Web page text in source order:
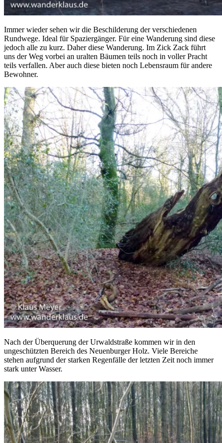
Immer wieder sehen wir die Beschilderung der verschiedenen
Rundwege. Ideal für Spaziergänger. Für eine Wanderung sind diese
jedoch alle zu kurz. Daher diese Wanderung. Im Zick Zack führt
uns der Weg vorbei an uralten Bäumen teils noch in voller Pracht
teils verfallen. Aber auch diese bieten noch Lebensraum für andere
Bewohner.
Nach der Überquerung der Urwaldstraße kommen wir in den
ungeschützten Bereich des Neuenburger Holz. Viele Bereiche
stehen aufgrund der starken Regenfälle der letzten Zeit noch immer
stark unter Wasser.